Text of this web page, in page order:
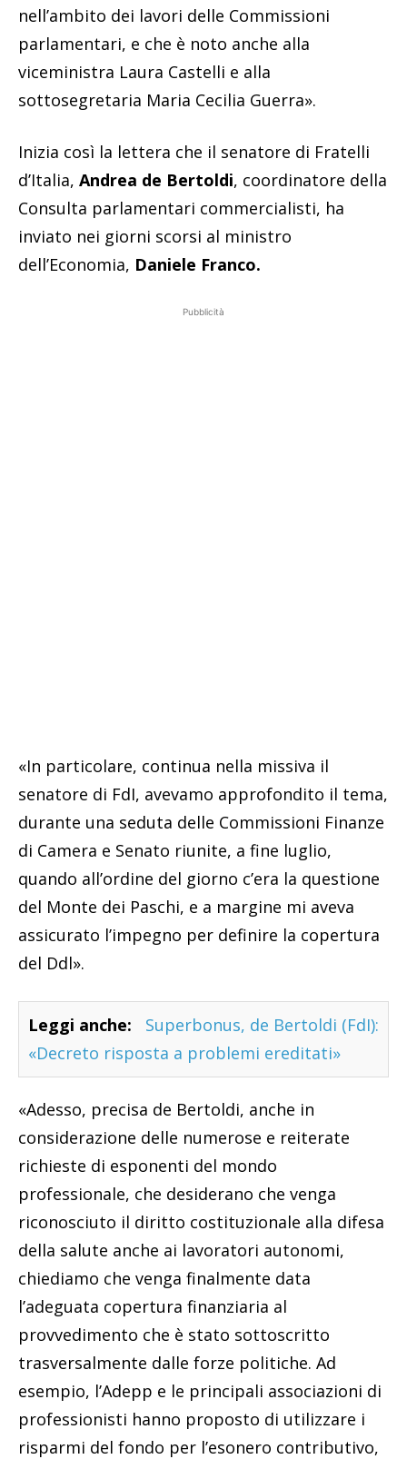
nell’ambito dei lavori delle Commissioni
parlamentari, e che è noto anche alla
viceministra Laura Castelli e alla
sottosegretaria Maria Cecilia Guerra».
Inizia così la lettera che il senatore di Fratelli
d’Italia, Andrea de Bertoldi, coordinatore della
Consulta parlamentari commercialisti, ha
inviato nei giorni scorsi al ministro
dell’Economia, Daniele Franco.
Pubblicità
«In particolare, continua nella missiva il
senatore di FdI, avevamo approfondito il tema,
durante una seduta delle Commissioni Finanze
di Camera e Senato riunite, a fine luglio,
quando all’ordine del giorno c’era la questione
del Monte dei Paschi, e a margine mi aveva
assicurato l’impegno per definire la copertura
del Ddl».
Leggi anche:
Superbonus, de Bertoldi (FdI):
«Decreto risposta a problemi ereditati»
«Adesso, precisa de Bertoldi, anche in
considerazione delle numerose e reiterate
richieste di esponenti del mondo
professionale, che desiderano che venga
riconosciuto il diritto costituzionale alla difesa
della salute anche ai lavoratori autonomi,
chiediamo che venga finalmente data
l’adeguata copertura finanziaria al
provvedimento che è stato sottoscritto
trasversalmente dalle forze politiche. Ad
esempio, l’Adepp e le principali associazioni di
professionisti hanno proposto di utilizzare i
risparmi del fondo per l’esonero contributivo,